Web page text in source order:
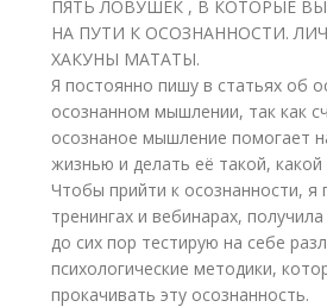
ПЯТЬ ЛОВУШЕК , В КОТОРЫЕ
НА ПУТИ К ОСОЗНАННОСТИ.
ХАКУНЫ МАТАТЫ.
Я постоянно пишу в статьях об
осознанном мышлении, так как
осознаное мышление помогает
жизнью и делать её такой,
Чтобы прийти к осознанности, я
тренингах и вебинарах,
до сих пор тестирую на себе
психологические методики,
прокачивать эту осознанность.